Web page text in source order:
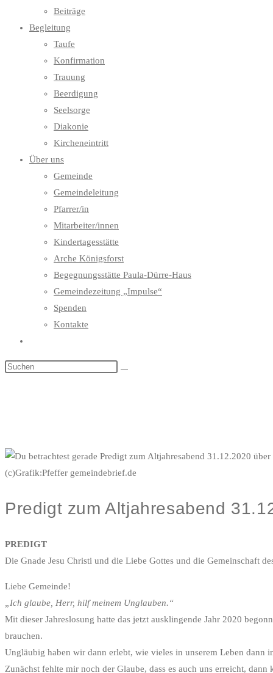
Beiträge
Begleitung
Taufe
Konfirmation
Trauung
Beerdigung
Seelsorge
Diakonie
Kircheneintritt
Über uns
Gemeinde
Gemeindeleitung
Pfarrer/in
Mitarbeiter/innen
Kindertagesstätte
Arche Königsforst
Begegnungsstätte Paula-Dürre-Haus
Gemeindezeitung „Impulse“
Spenden
Kontakte
umschalten
(c)Grafik:Pfeffer gemeindebrief.de
Predigt zum Altjahresabend
PREDIGT
Die Gnade Jesu Christi und die Liebe Gottes und die Gemeinschaft
Liebe Gemeinde!
„Ich glaube, Herr, hilf meinem Unglauben.“
Mit dieser Jahreslosung hatte das jetzt ausklingende Jahr 2020
brauchen.
Ungläubig haben wir dann erlebt, wie vieles in unserem Leben dann
Zunächst fehlte mir noch der Glaube, dass es auch uns erreicht,